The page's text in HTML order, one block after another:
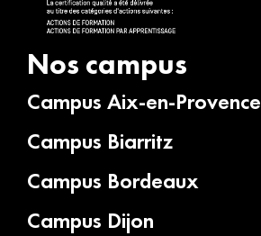
Nos campus
Campus Aix-en-Provence
Campus Biarritz
Campus Bordeaux
Campus Dijon